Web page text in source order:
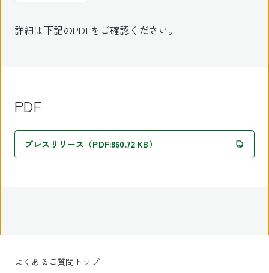
詳細は下記のPDFをご確認ください。
PDF
プレスリリース（PDF:860.72 KB）
よくあるご質問トップ